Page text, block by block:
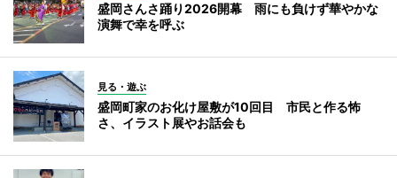
盛岡さんさ踊り2026開幕 雨にも負けず華やかな
演舞で幸を呼ぶ
見る・遊ぶ
盛岡町家のお化け屋敷が10回目 市民と作る怖
さ、イラスト展やお話会も